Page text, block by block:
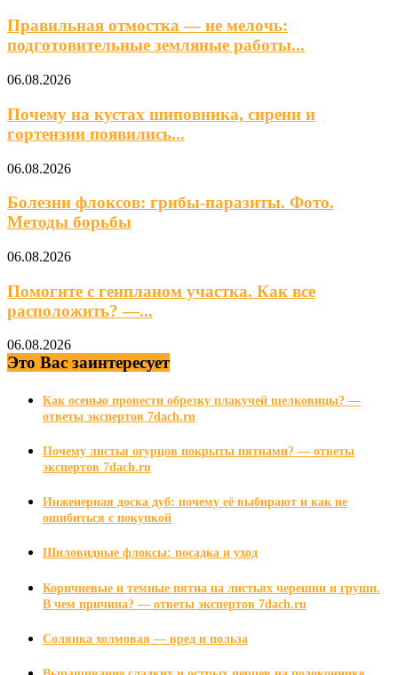
Правильная отмостка — не мелочь:
подготовительные земляные работы...
06.08.2026
Почему на кустах шиповника, сирени и
гортензии появились...
06.08.2026
Болезни флоксов: грибы-паразиты. Фото.
Методы борьбы
06.08.2026
Помогите с генпланом участка. Как все
расположить? —...
06.08.2026
Это Вас заинтересует
Как осенью провести обрезку плакучей шелковицы? —
ответы экспертов 7dach.ru
Почему листья огурцов покрыты пятнами? — ответы
экспертов 7dach.ru
Инженерная доска дуб: почему её выбирают и как не
ошибиться с покупкой
Шиловидные флоксы: посадка и уход
Коричневые и темные пятна на листьях черешни и груши.
В чем причина? — ответы экспертов 7dach.ru
Солянка холмовая — вред и польза